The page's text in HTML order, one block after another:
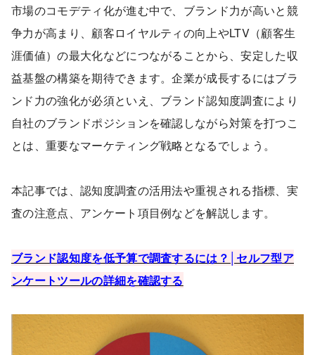
市場のコモデティ化が進む中で、ブランド力が高いと競
争力が高まり、顧客ロイヤルティの向上やLTV（顧客生
涯価値）の最大化などにつながることから、安定した収
益基盤の構築を期待できます。企業が成長するにはブラ
ンド力の強化が必須といえ、ブランド認知度調査により
自社のブランドポジションを確認しながら対策を打つこ
とは、重要なマーケティング戦略となるでしょう。
本記事では、認知度調査の活用法や重視される指標、実
査の注意点、アンケート項目例などを解説します。
ブランド認知度を低予算で調査するには？│セルフ型ア
ンケートツールの詳細を確認する